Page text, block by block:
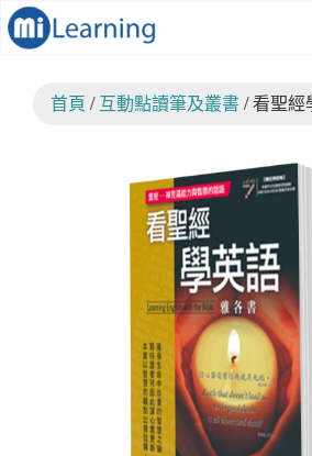
跳
至
首頁 /互動點讀筆及叢書/ 看聖經